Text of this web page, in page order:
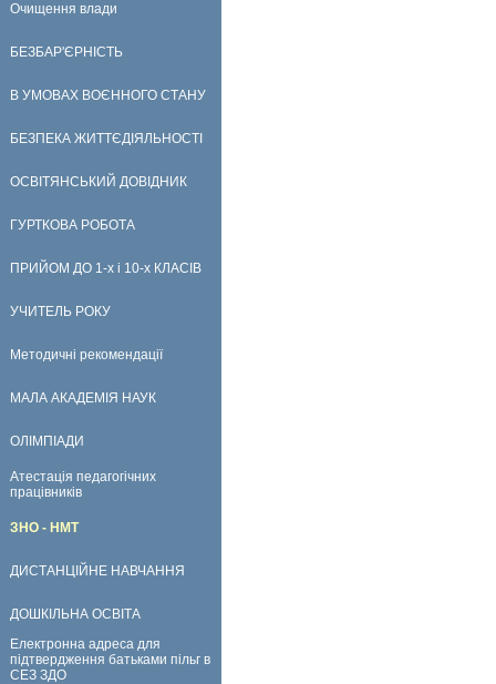
Очищення влади
БЕЗБАР'ЄРНІСТЬ
В УМОВАХ ВОЄННОГО СТАНУ
БЕЗПЕКА ЖИТТЄДІЯЛЬНОСТІ
ОСВІТЯНСЬКИЙ ДОВІДНИК
ГУРТКОВА РОБОТА
ПРИЙОМ ДО 1-х і 10-х КЛАСІВ
УЧИТЕЛЬ РОКУ
Методичні рекомендації
МАЛА АКАДЕМІЯ НАУК
ОЛІМПІАДИ
Атестація педагогічних
працівників
ЗНО - НМТ
ДИСТАНЦІЙНЕ НАВЧАННЯ
ДОШКІЛЬНА ОСВІТА
Електронна адреса для
підтвердження батьками пільг в
СЕЗ ЗДО